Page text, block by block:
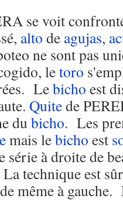
se voit
alto de agujas,
ne sont pas
letoro
Lebicho est
Quitede
du bicho. Les
mais lebicho est
série à droite de
technique est
même à gauche.